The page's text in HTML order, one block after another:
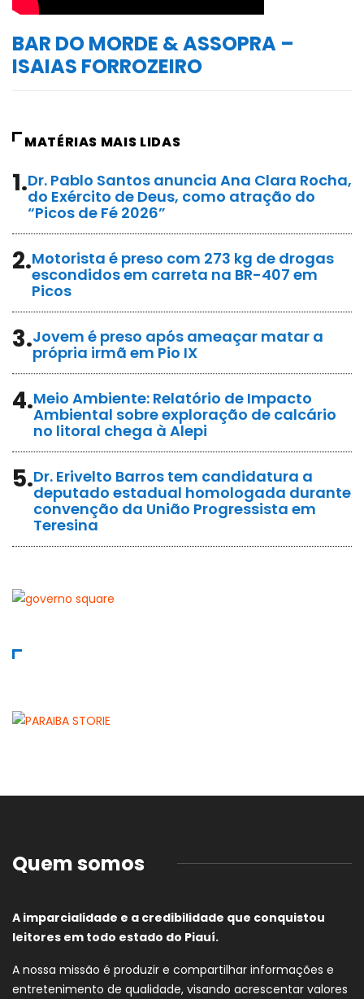
BAR DO MORDE & ASSOPRA –
ISAIAS FORROZEIRO
MATÉRIAS MAIS LIDAS
1.Dr. Pablo Santos anuncia Ana Clara Rocha,
do Exército de Deus, como atração do
“Picos de Fé 2026”
2.Motorista é preso com 273 kg de drogas
escondidos em carreta na BR-407 em
Picos
3.Jovem é preso após ameaçar matar a
própria irmã em Pio IX
4.Meio Ambiente: Relatório de Impacto
Ambiental sobre exploração de calcário
no litoral chega à Alepi
5.Dr. Erivelto Barros tem candidatura a
deputado estadual homologada durante
convenção da União Progressista em
Teresina
Quem somos
A imparcialidade e a credibilidade que conquistou
leitores em todo estado do Piauí.
A nossa missão é produzir e compartilhar informações e
entretenimento de qualidade, visando acrescentar valores